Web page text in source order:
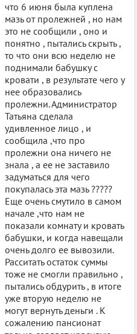
что 6 июня была куплена
мазь от пролежней , но нам
это не сообщили , оно и
понятно , пытались скрыть ,
то что они всю неделю не
поднимали бабушку с
кровати , в результате чего у
нее образовались
пролежни. Администратор
Татьяна сделала
удивленное лицо , и
сообщила ,что про
пролежни она ничего не
знала , а ее не заставило
задуматься для чего
покупалась эта мазь ?????
Еще очень смутило в самом
начале ,что нам не
показали комнату и кровать
бабушки, и когда навещали
очень долго ее вывозили.
Расситать остаток суммы
тоже не смогли правильно ,
пытались обдурить , в итоге
уже вторую неделю не
могут вернуть деньги . К
сожалению пансионат